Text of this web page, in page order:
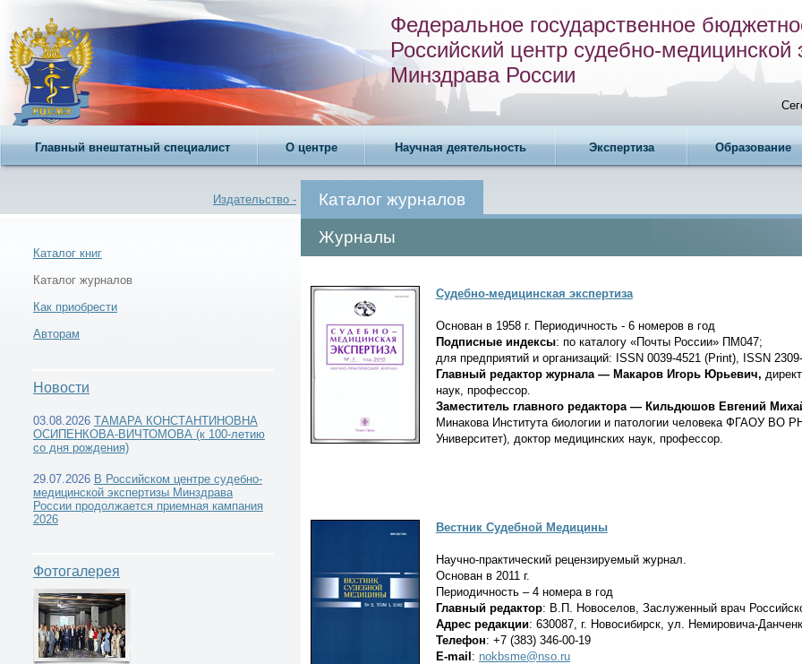
Федеральное государственное
Российский центр судебно-медицинской
Минздрава России
Главный внештатный специалист О центре Научная деятельность Экспертиза Образование
Издательство - Каталог журналов
Каталог книг
Каталог журналов
Как приобрести
Авторам
Новости
03.08.2026 ТАМАРА КОНСТАНТИНОВНА
ОСИПЕНКОВА-ВИЧТОМОВА (к 100-летию
со дня рождения)
29.07.2026 В Российском центре судебно-
медицинской экспертизы Минздрава
России продолжается приемная кампания
2026
Фотогалерея
Журналы
Судебно-медицинская экспертиза
Основан в 1958 г. Периодичность - 6 номеров в год
Подписные индексы: по каталогу «Почты России» ПМ047;
для предприятий и организаций: ISSN 0039-4521 (Print), ISSN
Главный редактор журнала— Макаров Игорь Юрьевич,
наук, профессор.
Заместитель главного редактора— Кильдюшов Евгений
Минакова Института биологии и патологии человека ФГАОУ ВО
Университет), доктор медицинских наук, профессор.
Вестник Судебной Медицины
Научно-практический рецензируемый журнал.
Основан в 2011 г.
Периодичность – 4 номера в год
Главный редактор: В.П. Новоселов, Заслуженный врач
Адрес редакции: 630087, г. Новосибирск, ул. Немировича-
Телефон: +7 (383) 346-00-19
E-mail : nokbsme@nso.ru